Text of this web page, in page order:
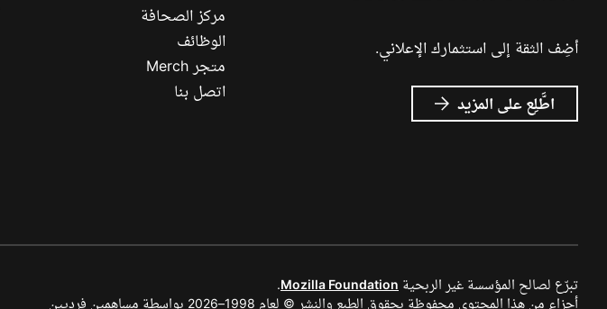
أضِف الثقة إلى استثمارك الإعلاني.
اطَّلِع على المزيد عن
إعلانات
مركز الصحافة
الوظائف
متجر Merch
اتصل بنا
تبرّع لصالح المؤسسة غير الربحية Mozilla Foundation
.
أجزاء من هذا المحتوى محفوظة بحقوق الطبع والنشر © لعام 1998–2026 بواسطة مساهمين فرديين